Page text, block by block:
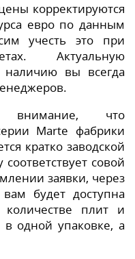
корректируются
евро по данным
учесть это при
Актуальную
вы всегда
внимание, что
Marte фабрики
кратко заводской
совой
заявки, через
будет доступна
плит и
одной упаковке, а